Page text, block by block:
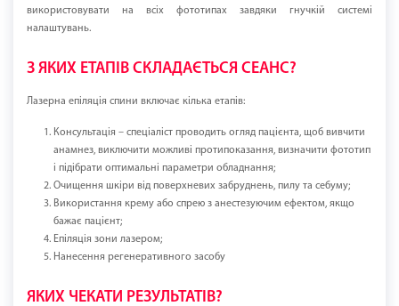
використовувати на всіх фототипах завдяки гнучкій системі
налаштувань.
З ЯКИХ ЕТАПІВ СКЛАДАЄТЬСЯ СЕАНС?
Лазерна епіляція спини включає кілька етапів:
Консультація – спеціаліст проводить огляд пацієнта, щоб вивчити
анамнез, виключити можливі протипоказання, визначити фототип
і підібрати оптимальні параметри обладнання;
Очищення шкіри від поверхневих забруднень, пилу та себуму;
Використання крему або спрею з анестезуючим ефектом, якщо
бажає пацієнт;
Епіляція зони лазером;
Нанесення регенеративного засобу
ЯКИХ ЧЕКАТИ РЕЗУЛЬТАТІВ?